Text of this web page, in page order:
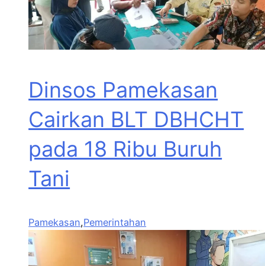
Dinsos Pamekasan
Cairkan BLT DBHCHT
pada 18 Ribu Buruh
Tani
Pamekasan,Pemerintahan